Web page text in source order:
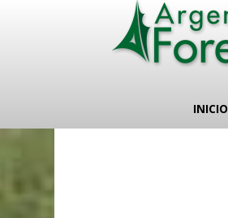
INICIO